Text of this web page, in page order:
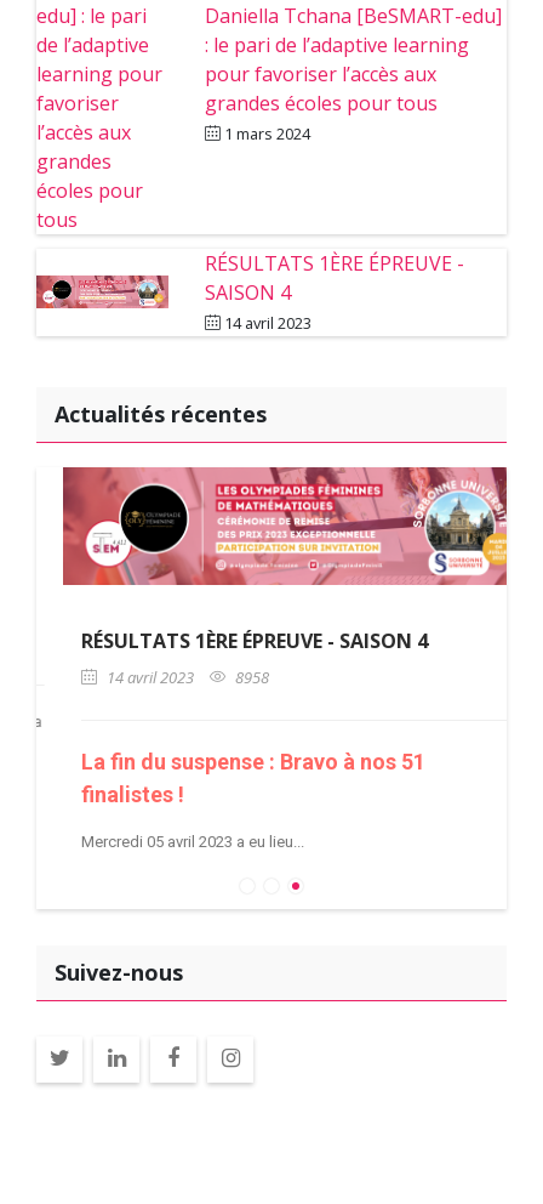
Daniella Tchana [BeSMART-edu]
: le pari de l’adaptive learning
pour favoriser l’accès aux
grandes écoles pour tous
1 mars 2024
RÉSULTATS 1ÈRE ÉPREUVE -
SAISON 4
14 avril 2023
Actualités récentes
RÉSULTATS 1ÈRE ÉPREUVE - SAISON 4
14 avril 2023 8958
La fin du suspense : Bravo à nos 51
finalistes !
Mercredi 05 avril 2023 a eu lieu...
Suivez-nous